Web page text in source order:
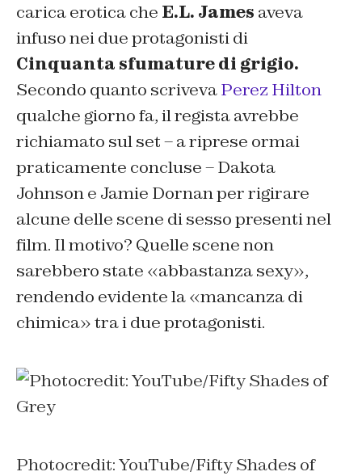
carica erotica che E.L. James aveva
infuso nei due protagonisti di
Cinquanta sfumature di grigio.
Secondo quanto scrivevaPerez Hilton
qualche giorno fa, il regista avrebbe
richiamato sul set – a riprese ormai
praticamente concluse – Dakota
Johnsone Jamie Dornan per rigirare
alcune delle scene di sesso presenti nel
film. Il motivo? Quelle scene non
sarebbero state «abbastanza sexy»,
rendendo evidente la «mancanza di
chimica» tra i due protagonisti.
Photocredit: YouTube/Fifty Shades of